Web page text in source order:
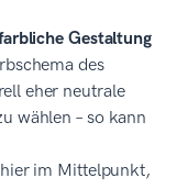
Gestaltung
des
eher neutrale
wählen – so kann
im Mittelpunkt,